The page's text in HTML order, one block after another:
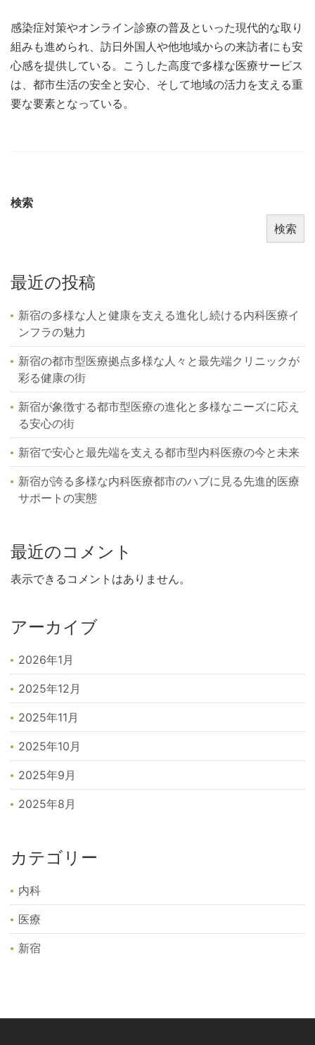
感染症対策やオンライン診療の普及といった現代的な取り
組みも進められ、訪日外国人や他地域からの来訪者にも安
心感を提供している。こうした高度で多様な医療サービス
は、都市生活の安全と安心、そして地域の活力を支える重
要な要素となっている。
検索
検索
最近の投稿
新宿の多様な人と健康を支える進化し続ける内科医療イ
ンフラの魅力
新宿の都市型医療拠点多様な人々と最先端クリニックが
彩る健康の街
新宿が象徴する都市型医療の進化と多様なニーズに応え
る安心の街
新宿で安心と最先端を支える都市型内科医療の今と未来
新宿が誇る多様な内科医療都市のハブに見る先進的医療
サポートの実態
最近のコメント
表示できるコメントはありません。
アーカイブ
2026年1月
2025年12月
2025年11月
2025年10月
2025年9月
2025年8月
カテゴリー
内科
医療
新宿